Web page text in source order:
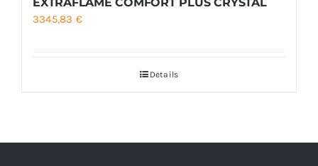
3345,83 €
Details